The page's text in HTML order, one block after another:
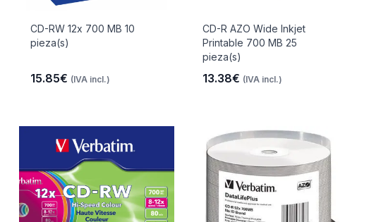
CD-RW 12x 700 MB 10
pieza(s)
15.85€ (IVA incl.)
CD-R AZO Wide Inkjet
Printable 700 MB 25
pieza(s)
13.38€ (IVA incl.)